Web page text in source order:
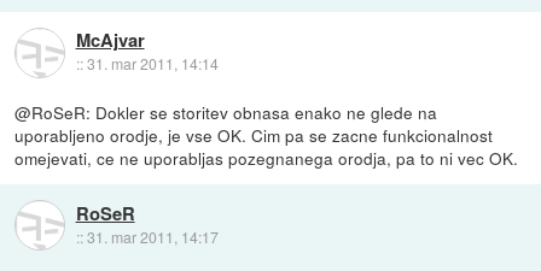
McAjvar
::31. mar 2011, 14:14
@RoSeR: Dokler se storitev obnasa enako ne glede na
uporabljeno orodje, je vse OK. Cim pa se zacne funkcionalnost
omejevati, ce ne uporabljas pozegnanega orodja, pa to ni vec OK.
RoSeR
::31. mar 2011, 14:17